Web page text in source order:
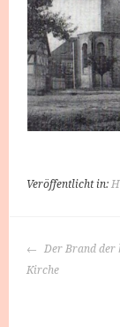
Veröffentlicht in:
NAVIGATION
Der Brand der
Kirche